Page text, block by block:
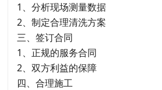
1、分析现场测量数据
2、制定合理清洗方案
三、签订合同
1、正规的服务合同
2、双方利益的保障
四、合理施工